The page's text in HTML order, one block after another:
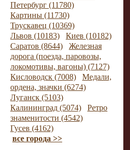
Петербург (11780)
Картины (11730)
Трускавец (10369)
Львов (10183)
Киев (10182)
Саратов (8644)
Железная
дорога (поезда, паровозы,
локомотивы, вагоны) (7127)
Кисловодск (7008)
Медали,
ордена, значки (6274)
Луганск (5103)
Калининград (5074)
Ретро
знаменитости (4542)
Гусев (4162)
все города >>